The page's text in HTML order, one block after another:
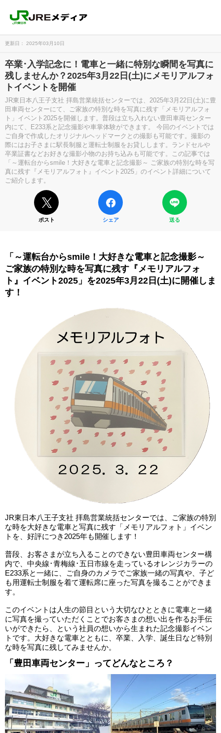
更新日： 2025年03月10日
卒業･入学記念に！電車と一緒に特別な瞬間を写真に
残しませんか？2025年3月22日(土)にメモリアルフォ
トイベントを開催
JR東日本八王子支社 拝島営業統括センターでは、2025年3月22日(土)に​豊
田車両センターにて、ご家族の特別な時を写真に残す「メモリアルフォ
ト」イベント2025を開催します。普段は立ち入れない豊田車両センター
内にて、E233系と記念撮影や車掌体験ができます。 今回のイベントでは
ご自身で作成したオリジナルヘッドマークとの撮影も可能です。撮影の
際にはお子さまに駅長制服と運転士制服をお貸しします。ランドセルや
卒業証書などお好きな撮影小物のお持ち込みも可能です。この記事では
「～運転台からsmile！大好きな電車と記念撮影～ ご家族の特別な時を写
真に残す『メモリアルフォト』イベント2025」のイベント詳細について
ご紹介します。
ポスト シェア 送る
「～運転台からsmile！大好きな電車と記念撮影～
ご家族の特別な時を写真に残す『メモリアルフォ
ト』イベント2025」を2025年3月22日(土)に開催しま
す！
JR東日本八王子支社 拝島営業統括センターでは、ご家族の特別
な時を大好きな電車と写真に残す「メモリアルフォト」イベン
トを、好評につき2025年も開催します！
普段、お客さまが立ち入ることのできない豊田車両センター構
内で、中央線･青梅線･五日市線を走っているオレンジカラーの
E233系と一緒に、ご自身のカメラでご家族一緒の写真や、子ど
も用運転士制服を着て運転席に座った写真を撮ることができま
す。
このイベントは人生の節目という大切なひとときに電車と一緒
に写真を撮っていただくことでお客さまの想い出を作るお手伝
いができたら、という社員の想いから生まれた記念撮影イベン
トです。大好きな電車とともに、卒業、入学、誕生日など特別
な時を写真に残してみませんか。
「豊田車両センター」ってどんなところ？